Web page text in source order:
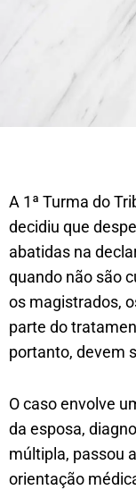
A 1ª Turma do
decidiu que
abatidas na
quando não são
os magistrados,
parte do
portanto, devem
O caso envolve
da esposa,
múltipla, passou
orientação